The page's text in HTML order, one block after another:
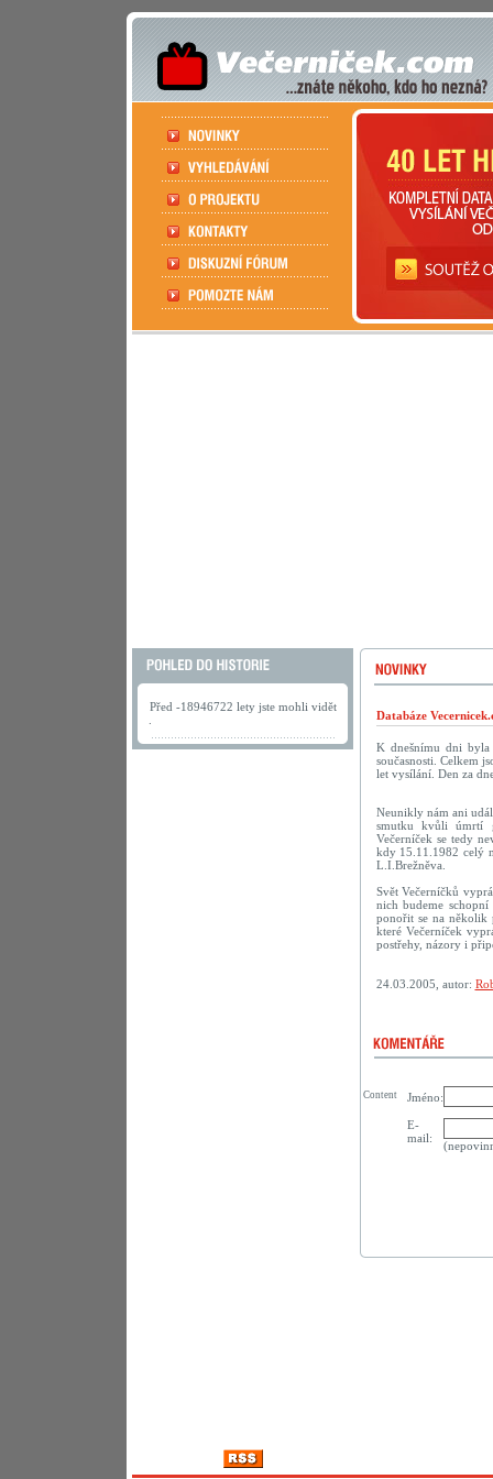
Před -18946722 lety jste mohli vidět
Databáze
K dnešnímu dni byla
současnosti. Celkem
let vysílání. Den za
Neunikly nám ani
smutku kvůli úmrtí
Večerníček se tedy
kdy 15.11.1982 celý
L.I.Brežněva.
Svět Večerníčků
nich budeme
ponořit se na několik
které Večerníček
postřehy, názory i
24.03.2005, autor:
Jméno:
E-
mail:
Content